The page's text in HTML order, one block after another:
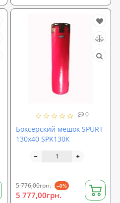
0
Боксерский мешок SPURT
130х40 SPK130К
5 776,00грн. --0%
5 777,00грн.